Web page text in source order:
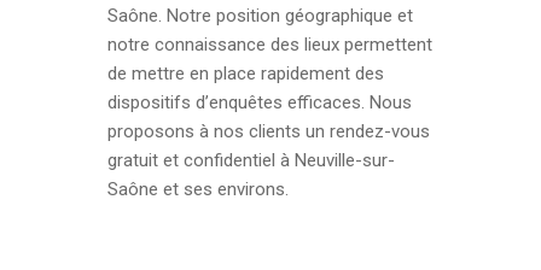
Saône. Notre position géographique et
notre connaissance des lieux permettent
de mettre en place rapidement des
dispositifs d’enquêtes efficaces. Nous
proposons à nos clients un rendez-vous
gratuit et confidentiel à Neuville-sur-
Saône et ses environs.